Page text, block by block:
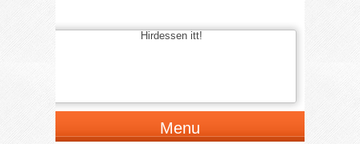
Hirdessen itt!
Menu